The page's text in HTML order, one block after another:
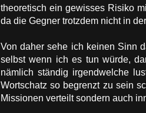
theoretisch ein gewisses Risiko
da die Gegner trotzdem nicht in
Von daher sehe ich keinen Sinn
selbst wenn ich es tun würde,
nämlich ständig irgendwelche
Wortschatz so begrenzt zu sein
Missionen verteilt sondern auch